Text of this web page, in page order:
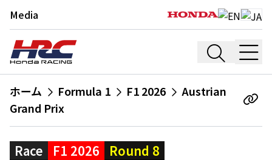
Media
ホーム Formula 1 F1 2026
Austrian
Grand Prix
Race F1 2026
Round 8